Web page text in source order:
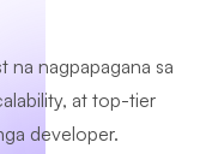
na nagpapagana sa
at top-tier
developer.